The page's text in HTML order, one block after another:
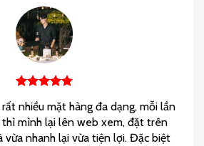
nhiều mặt hàng đa dạng, mỗi lần
thì mình lại lên web xem, đặt trên
vừa nhanh lại vừa tiện lợi. Đặc biệt